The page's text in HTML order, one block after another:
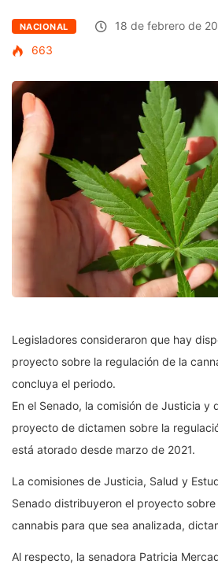
NACIONAL 18 de febrero de
663
Legisladores consideraron que hay
proyecto sobre la regulación de la
concluya el periodo.
En el Senado, la comisión de Justicia y
proyecto de dictamen sobre la
está atorado desde marzo de 2021.
La comisiones de Justicia, Salud y
Senado distribuyeron el proyecto
cannabis para que sea analizada,
Al respecto, la senadora Patricia